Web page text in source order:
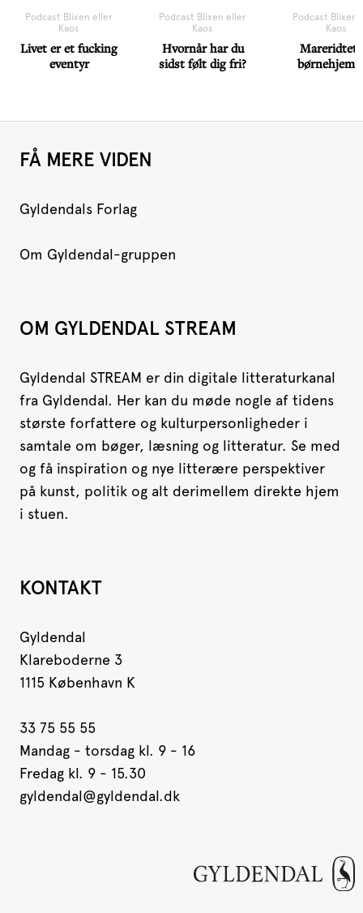
Podcast Blixen eller
Kaos
Livet er et fucking
eventyr
Podcast Blixen eller
Kaos
Hvornår har du
sidst følt dig fri?
Podcast Blixen
Kaos
Mareridtet
FÅ MERE VIDEN
Gyldendals Forlag
Om Gyldendal-gruppen
OM GYLDENDAL STREAM
Gyldendal STREAM er din digitale litteraturkanal
fra Gyldendal. Her kan du møde nogle af tidens
største forfattere og kulturpersonligheder i
samtale om bøger, læsning og litteratur. Se med
og få inspiration og nye litterære perspektiver
på kunst, politik og alt derimellem direkte hjem
i stuen.
KONTAKT
Gyldendal
Klareboderne 3
1115 København K
33 75 55 55
Mandag - torsdag kl. 9 - 16
Fredag kl. 9 - 15.30
gyldendal@gyldendal.dk